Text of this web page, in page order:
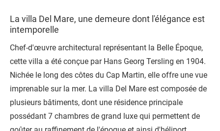
La villa Del Mare, une demeure dont l'élégance est
intemporelle
Chef-d'œuvre architectural représentant la Belle Époque,
cette villa a été conçue par Hans Georg Tersling en 1904.
Nichée le long des côtes du Cap Martin, elle offre une vue
imprenable sur la mer. La villa Del Mare est composée de
plusieurs bâtiments, dont une résidence principale
possédant 7 chambres de grand luxe qui permettent de